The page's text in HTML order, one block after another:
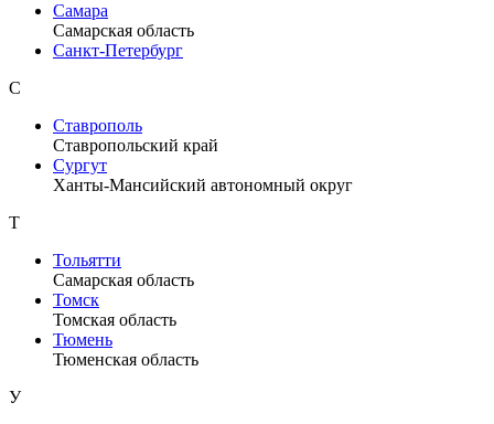
Самара
Самарская область
Санкт-Петербург
С
Ставрополь
Ставропольский край
Сургут
Ханты-Мансийский автономный округ
Т
Тольятти
Самарская область
Томск
Томская область
Тюмень
Тюменская область
У